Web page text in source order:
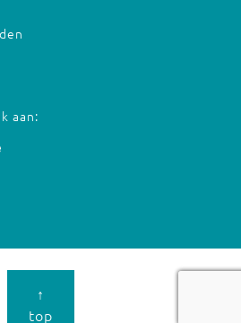
aan:
↑
top